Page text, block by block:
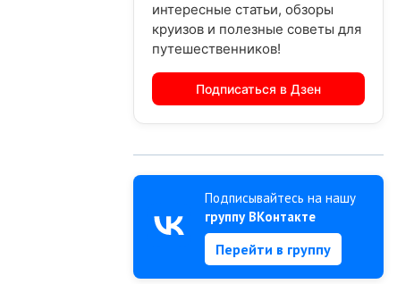
интересные статьи, обзоры
круизов и полезные советы для
путешественников!
Подписаться в Дзен
Подписывайтесь на нашу
группу ВКонтакте
Перейти в группу